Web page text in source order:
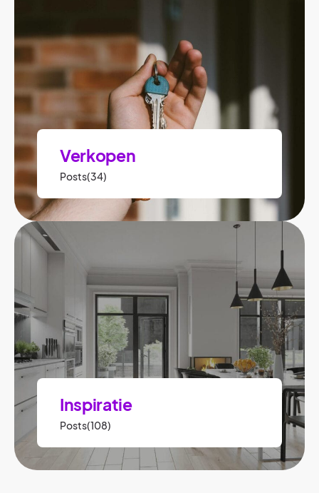
Verkopen
Posts(34)
Inspiratie
Posts(108)